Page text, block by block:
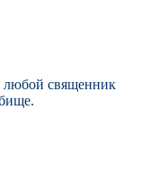
любой священник